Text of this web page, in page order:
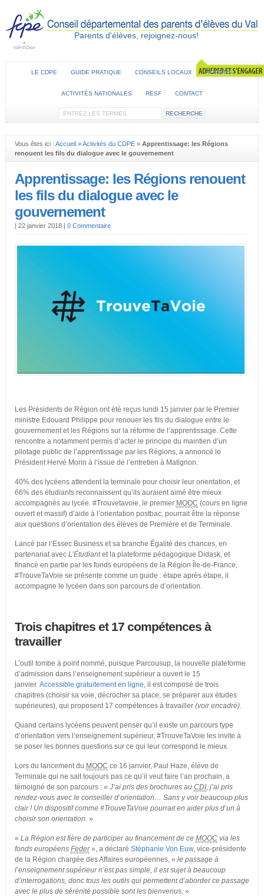
Parents d'élèves, rejoignez-nous!
LE CDPE GUIDE PRATIQUE CONSEILS LOCAUX ACTIONS
ACTIVITÉS NATIONALES RESF CONTACT
Vous êtes ici : Accueil»Activités du CDPE» Apprentissage: les Régions
renouent les fils du dialogue avec le gouvernement
Apprentissage: les Régions renouent
les fils du dialogue avec le
gouvernement
| 22 janvier 2018 | 0 Commentaire
Les Présidents de Région ont été reçus lundi 15 janvier par le Premier
ministre Edouard Philippe pour renouer les fils du dialogue entre le
gouvernement et les Régions sur la réforme de l’apprentissage. Cette
rencontre a notamment permis d’acter le principe du maintien d’un
pilotage public de l’apprentissage par les Régions, a annoncé le
Président Hervé Morin à l’issue de l’entretien à Matignon.
40% des lycéens attendent la terminale pour choisir leur orientation, et
66% des étudiants reconnaissent qu’ils auraient aimé être mieux
accompagnés au lycée. #Trouvetavoie, le premier MOOC (cours en ligne
ouvert et massif) d’aide à l’orientation postbac, pourrait être la réponse
aux questions d’orientation des élèves de Première et de Terminale.
Lancé par l’Essec Business et sa branche Égalité des chances, en
partenariat avec L’Étudiantet la plateforme pédagogique Didask, et
financé en partie par les fonds européens de la Région Île-de-France,
#TrouveTaVoie se présente comme un guide : étape après étape, il
accompagne le lycéen dans son parcours de d’orientation.
Trois chapitres et 17 compétences à
travailler
L’outil tombe à point nommé, puisque Parcousup, la nouvelle plateforme
d’admission dans l’enseignement supérieur a ouvert le 15
janvier. Accessible gratuitement en ligne,il est composé de trois
chapitres (choisir sa voie, décrocher sa place, se préparer aux études
supérieures), qui proposent 17 compétences à travailler(voir encadré).
Quand certains lycéens peuvent penser qu’il existe un parcours type
d’orientation vers l’enseignement supérieur, #TrouveTaVoie les invite à
se poser les bonnes questions sur ce qui leur correspond le mieux.
Lors du lancement du MOOC ce 16 janvier, Paul Haze, élève de
Terminale qui ne sait toujours pas ce qu’il veut faire l’an prochain, a
témoigné de son parcours : « J’ai pris des brochures au CDI, j’ai pris
rendez-vous avec le conseiller d’orientation… Sans y voir beaucoup plus
clair ! Un dispositif comme #TrouveTaVoie pourrait en aider plus d’un à
choisir son orientation. »
« La Région est fière de participer au financement de ce MOOCvia les
fonds européens Feder», a déclaré Stéphanie Von Euw,vice-présidente
de la Région chargée des Affaires européennes, « le passage à
l’enseignement supérieur n’est pas simple, il est sujet à beaucoup
d’interrogations, donc tous les outils qui permettent d’aborder ce passage
avec le plus de sérénité possible sont les bienvenus. »